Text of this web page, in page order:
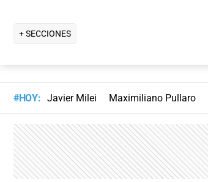
+ SECCIONES
#HOY: Javier Milei Maximiliano Pullaro